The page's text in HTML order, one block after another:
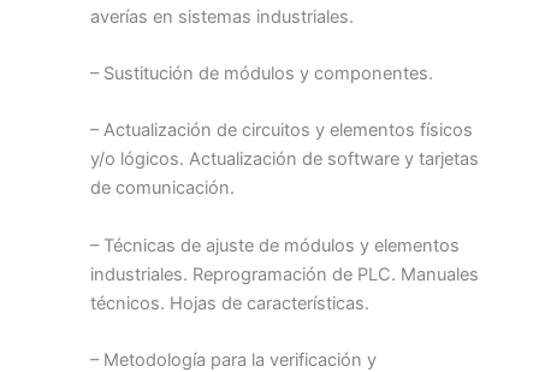
averías en sistemas industriales.
– Sustitución de módulos y componentes.
– Actualización de circuitos y elementos físicos
y/o lógicos. Actualización de software y tarjetas
de comunicación.
– Técnicas de ajuste de módulos y elementos
industriales. Reprogramación de PLC. Manuales
técnicos. Hojas de características.
– Metodología para la verificación y